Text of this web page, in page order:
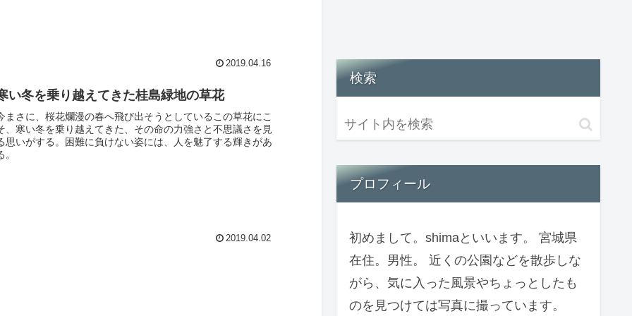
2019.04.16
い冬を乗り越えてきた桂島緑地の草花
まさに、桜花爛漫の春へ飛び出そうとしているこの草花にこ
、寒い冬を乗り越えてきた、その命の力強さと不思議さを見
思いがする。困難に負けない姿には、人を魅了する輝きがあ
。
2019.04.02
検索
プロフィール
初めまして。shimaといいます。 宮城県
在住。男性。 近くの公園などを散歩しな
がら、気に入った風景やちょっとしたも
のを見つけては写真に撮っています。